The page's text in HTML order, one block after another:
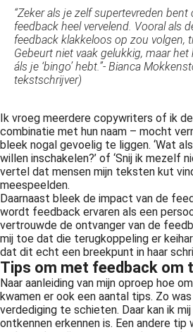
“Zeker als je zelf supertevreden bent
feedback heel vervelend. Vooral als
feedback klakkeloos op zou volgen,
Gebeurt niet vaak gelukkig, maar
áls je ‘bingo’ hebt.”- Bianca
tekstschrijver)
Ik vroeg meerdere copywriters of ik
combinatie met hun naam – mocht
bleek nogal gevoelig te liggen. ‘Wat
willen inschakelen?’ of ‘Snij ik mezelf
vertel dat mensen mijn teksten kut
meespeelden.
Daarnaast bleek de impact van de
wordt feedback ervaren als een
vertrouwde de ontvanger van de
mij toe dat die terugkoppeling er
dat dit echt een breekpunt in haar
Tips om met feedback om
Naar aanleiding van mijn oproep hoe
kwamen er ook een aantal tips. Zo
verdediging te schieten. Daar kan ik
ontkennen erkennen is. Een andere tip